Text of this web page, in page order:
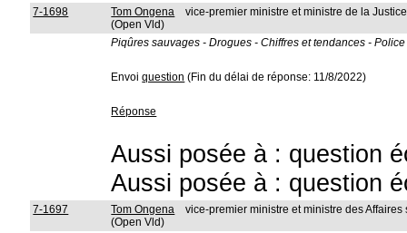
7-1698
Tom Ongena
(Open Vld)
vice-premier ministre et ministre de la
Piqûres sauvages - Drogues - Chiffres et tendances -
Envoiquestion (Fin du délai de réponse: 11/8/2022)
Réponse
Aussi posée à : question
Aussi posée à : question
7-1697
Tom Ongena
(Open Vld)
vice-premier ministre et ministre des